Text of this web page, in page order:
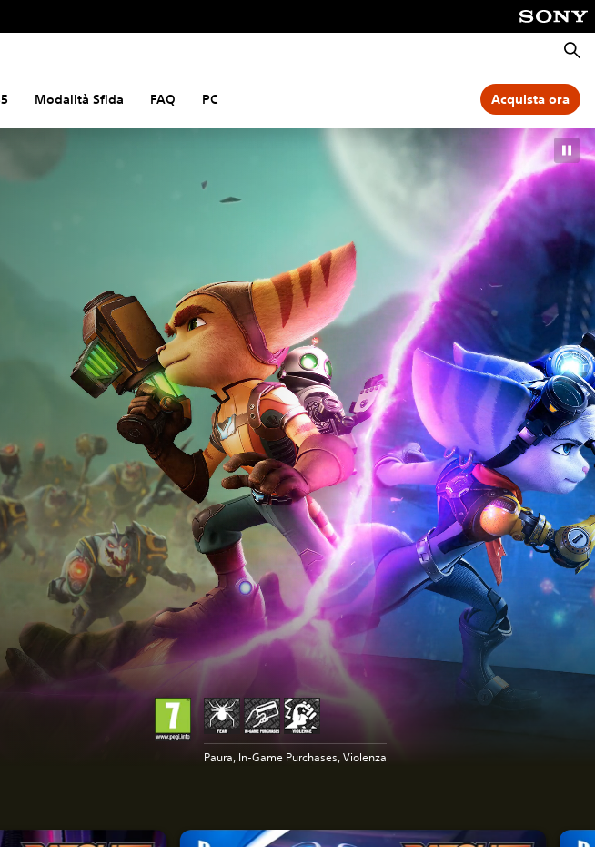
Cerca
Modalità Sfida FAQ PC Acquista ora
Paura, In-Game Purchases, Violenza